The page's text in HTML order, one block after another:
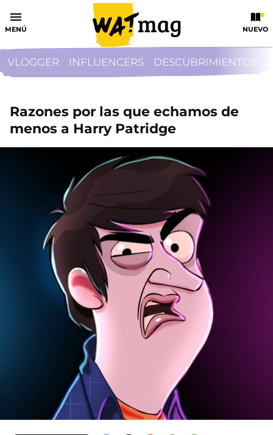
MENÚ NUEVO
VLOGGER INFLUENCERS DESCUBRIMIENTOS
Razones por las que echamos de
menos a Harry Patridge